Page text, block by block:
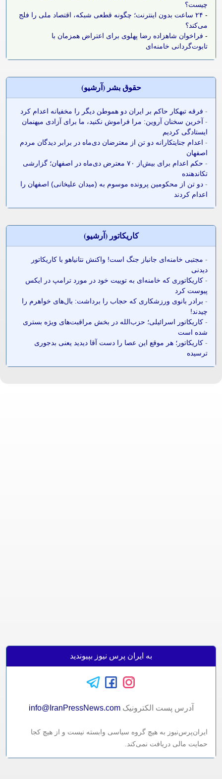
چیست؟
-
۲۴ ساعت بدون اینترنت؛ چگونه قطعی شبکه، اقتصاد ملی را فلج
می‌کند؟
- فراخوان شاهزاده رضا پهلوی برای اعتراض همزمان با
تابوت‌گردانی خامنه‌ای
حقوق بشر (آرشيو)
- فرقه تبهکار حاکم بر ایران دو هموطن دیگر را مخفیانه اعدام کرد
- آخرین سخنان آروین: مرا فراموش نکنید، ما برای آزادی میهنمان
ایستادگی کردیم
- اعدام جنایتکارانه دو تن از معترضان دی‌ماه در برابر دیدگان مردم
اصفهان
-
حکم اعدام برای بیش‌از ۷۰ معترض دی‌ماه در اصفهان؛ گزارشی
تکاندهنده
- دو تن از محکومین پرونده موسوم به (میدان علیخانی) اصفهان را
اعدام کردند
کاريکاتور (آرشيو)
- مجتبی خامنه‌ای جانباز جنگ است! واکنش نتانیاهو با کاریکاتور
دیدنی
- کاریکاتوری که خامنه‌ای به توییت خود در مورد ترامپ در ایکس
پیوست کرد
- برادر بانوی ورزشکاری که حجاب را برداشت: بال‌های خواهرم را
چیدند!
- کاریکاتور اسرائیلی؛ حزب‌الله در بخش مراقبت‌های ویژه بستری
شده است
- کاریکاتور؛ هر موقع این عصا را دست آقا دیدید یعنی بدجوری
ترسیده
به ایران پرس نیوز بپیوندید
آدرس پست الکترونيکinfo@IranPressNews.com
ایران‌پرس‌نیوز به هیچ گروه سیاسی وابسته نیست و از هیچ کجا
حمایت مالی دریافت نمی‌کند.